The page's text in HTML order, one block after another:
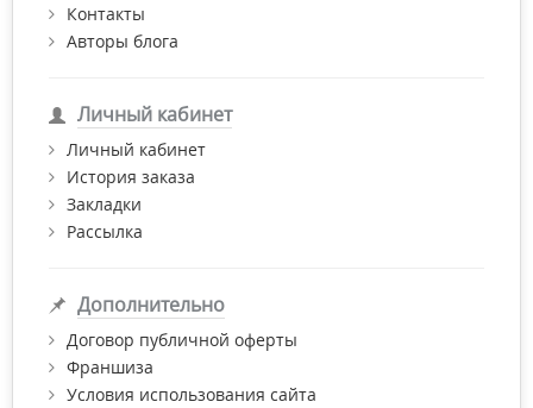
Контакты
Авторы блога
Личный кабинет
Личный кабинет
История заказа
Закладки
Рассылка
Дополнительно
Договор публичной оферты
Франшиза
Условия использования сайта